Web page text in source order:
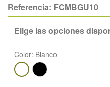
Referencia: FCMBGU10
Elige las opciones
Color: Blanco
BlancoNegro